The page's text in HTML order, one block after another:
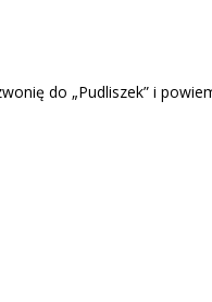
do „Pudliszek” i